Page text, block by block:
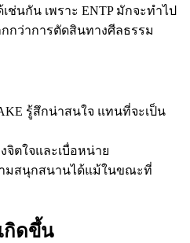
ช่นกัน เพราะ ENTP มักจะทำไป
กว่าการตัดสินทางศีลธรรม
รู้สึกน่าสนใจ แทนที่จะเป็น
ตใจและเบื่อหน่าย
มสนุกสนานได้แม้ในขณะที่
กิดขึ้น